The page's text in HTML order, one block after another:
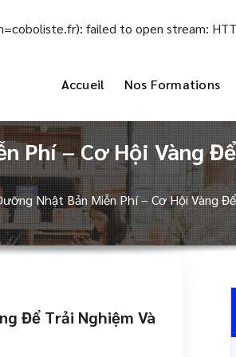
failed to open stream:
Accueil Nos Formations
Phí – Cơ Hội Vàng
Nhật Bản Miễn Phí – Cơ Hội Vàng
Để Trải Nghiệm Và